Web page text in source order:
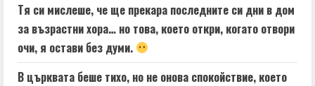
Тя си мислеше, че ще прекара последните си дни в дом
за възрастни хора… но това, което откри, когато отвори
очи, я остави без думи.
В църквата беше тихо, но не онова спокойствие, което